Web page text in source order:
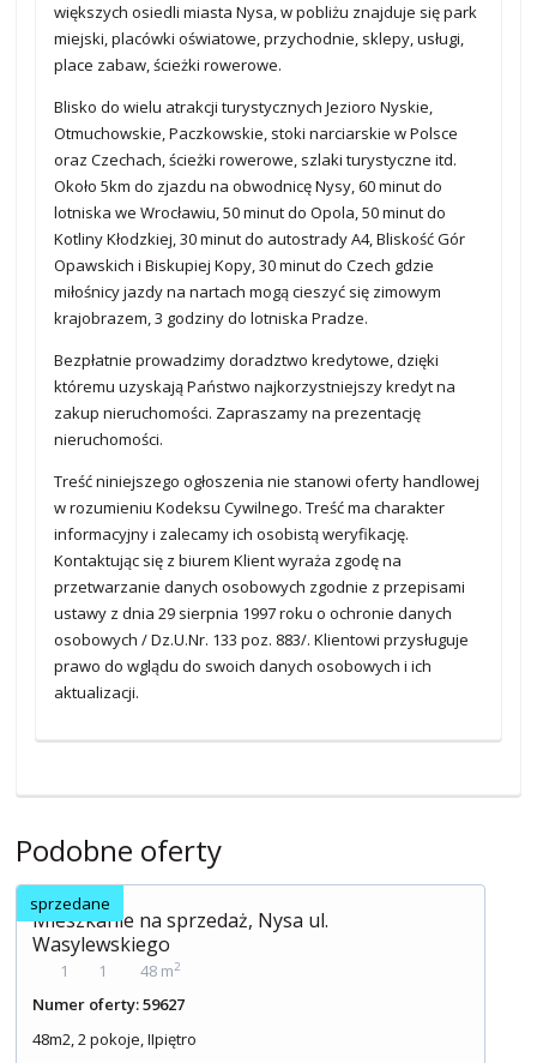
większych osiedli miasta Nysa, w pobliżu znajduje się park
miejski, placówki oświatowe, przychodnie, sklepy, usługi,
place zabaw, ścieżki rowerowe.
Blisko do wielu atrakcji turystycznych Jezioro Nyskie,
Otmuchowskie, Paczkowskie, stoki narciarskie w Polsce
oraz Czechach, ścieżki rowerowe, szlaki turystyczne itd.
Około 5km do zjazdu na obwodnicę Nysy, 60 minut do
lotniska we Wrocławiu, 50 minut do Opola, 50 minut do
Kotliny Kłodzkiej, 30 minut do autostrady A4, Bliskość Gór
Opawskich i Biskupiej Kopy, 30 minut do Czech gdzie
miłośnicy jazdy na nartach mogą cieszyć się zimowym
krajobrazem, 3 godziny do lotniska Pradze.
Bezpłatnie prowadzimy doradztwo kredytowe, dzięki
któremu uzyskają Państwo najkorzystniejszy kredyt na
zakup nieruchomości. Zapraszamy na prezentację
nieruchomości.
Treść niniejszego ogłoszenia nie stanowi oferty handlowej
w rozumieniu Kodeksu Cywilnego. Treść ma charakter
informacyjny i zalecamy ich osobistą weryfikację.
Kontaktując się z biurem Klient wyraża zgodę na
przetwarzanie danych osobowych zgodnie z przepisami
ustawy z dnia 29 sierpnia 1997 roku o ochronie danych
osobowych / Dz.U.Nr. 133 poz. 883/. Klientowi przysługuje
prawo do wglądu do swoich danych osobowych i ich
aktualizacji.
Podobne oferty
sprzedane
Mieszkanie na sprzedaż, Nysa ul.
Wasylewskiego
1 1 48 m2
Numer oferty: 59627
48m2, 2 pokoje, IIpiętro